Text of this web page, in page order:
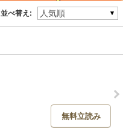
並べ替え:
無料立読み